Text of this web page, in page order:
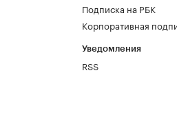
Подписка на РБК
Корпоративная
Уведомления
RSS